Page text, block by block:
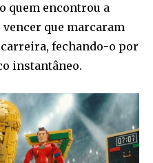
quem encontrou a
vencer que marcaram
fechando-o por
instantâneo.